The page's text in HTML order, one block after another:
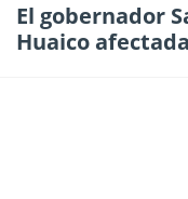
El gobernador
Huaico